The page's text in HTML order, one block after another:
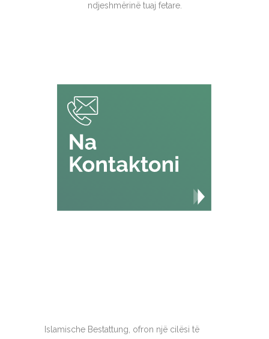
ndjeshmërinë tuaj fetare.
Islamische Bestattung, ofron një cilësi të